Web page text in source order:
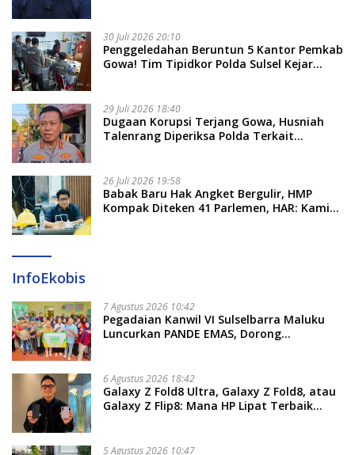
30 Juli 2026 20:10
Penggeledahan Beruntun 5 Kantor Pemkab
Gowa! Tim Tipidkor Polda Sulsel Kejar
29 Juli 2026 18:40
Dugaan Korupsi Terjang Gowa, Husniah
Talenrang Diperiksa Polda Terkait
26 Juli 2026 19:58
​Babak Baru Hak Angket Bergulir, HMP
Kompak Diteken 41 Parlemen, HAR: Kami
InfoEkobis
7 Agustus 2026 10:42
Pegadaian Kanwil VI Sulselbarra Maluku
Luncurkan PANDE EMAS, Dorong
6 Agustus 2026 18:42
Galaxy Z Fold8 Ultra, Galaxy Z Fold8, atau
Galaxy Z Flip8: Mana HP Lipat Terbaik
5 Agustus 2026 10:47